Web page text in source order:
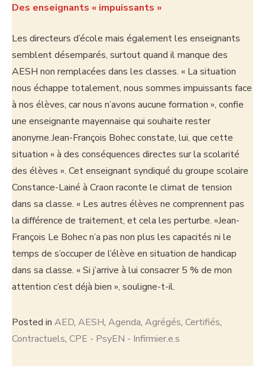
Des enseignants « impuissants »
Les directeurs d’école mais également les enseignants
semblent désemparés, surtout quand il manque des
AESH non remplacées dans les classes. « La situation
nous échappe totalement, nous sommes impuissants face
à nos élèves, car nous n’avons aucune formation », confie
une enseignante mayennaise qui souhaite rester
anonyme.Jean-François Bohec constate, lui, que cette
situation « à des conséquences directes sur la scolarité
des élèves ». Cet enseignant syndiqué du groupe scolaire
Constance-Lainé à Craon raconte le climat de tension
dans sa classe. « Les autres élèves ne comprennent pas
la différence de traitement, et cela les perturbe. »Jean-
François Le Bohec n’a pas non plus les capacités ni le
temps de s’occuper de l’élève en situation de handicap
dans sa classe. « Si j’arrive à lui consacrer 5 % de mon
attention c’est déjà bien », souligne-t-il.
Posted in AED, AESH, Agenda, Agrégés, Certifiés,
Contractuels, CPE - PsyEN - Infirmier.e.s